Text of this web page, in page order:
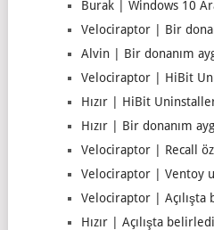
Burak | Windows 10
Velociraptor | Bir
Alvin | Bir donanım
Velociraptor | HiBit
Hızır | HiBit
Hızır | Bir donanım
Velociraptor | Recall
Velociraptor | Ventoy
Velociraptor | Açılışta
Hızır | Açılışta